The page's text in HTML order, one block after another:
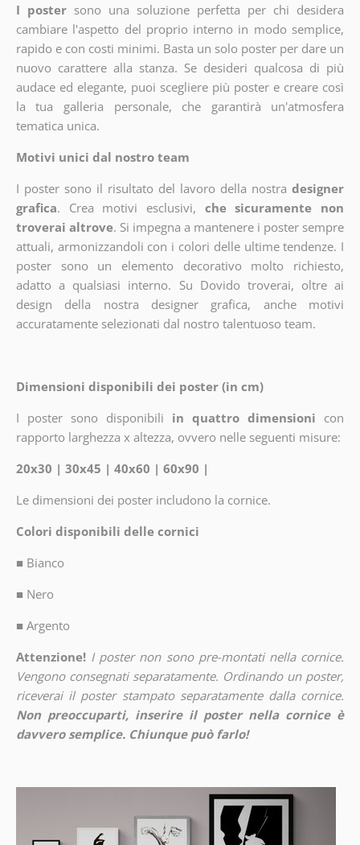
I poster sono una soluzione perfetta per chi desidera
cambiare l'aspetto del proprio interno in modo semplice,
rapido e con costi minimi. Basta un solo poster per dare un
nuovo carattere alla stanza. Se desideri qualcosa di più
audace ed elegante, puoi scegliere più poster e creare così
la tua galleria personale, che garantirà un'atmosfera
tematica unica.
Motivi unici dal nostro team
I poster sono il risultato del lavoro della nostra designer
grafica. Crea motivi esclusivi, che sicuramente non
troverai altrove. Si impegna a mantenere i poster sempre
attuali, armonizzandoli con i colori delle ultime tendenze. I
poster sono un elemento decorativo molto richiesto,
adatto a qualsiasi interno. Su Dovido troverai, oltre ai
design della nostra designer grafica, anche motivi
accuratamente selezionati dal nostro talentuoso team.
Dimensioni disponibili dei poster (in cm)
I poster sono disponibili in quattro dimensioni con
rapporto larghezza x altezza, ovvero nelle seguenti misure:
20x30 | 30x45 | 40x60 | 60x90 |
Le dimensioni dei poster includono la cornice.
Colori disponibili delle cornici
■ Bianco
■ Nero
■ Argento
Attenzione! I poster non sono pre-montati nella cornice.
Vengono consegnati separatamente. Ordinando un poster,
riceverai il poster stampato separatamente dalla cornice.
Non preoccuparti, inserire il poster nella cornice è
davvero semplice. Chiunque può farlo!